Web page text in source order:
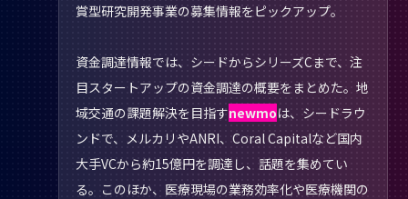
賞型研究開発事業の募集情報をピックアップ。
資金調達情報では、シードからシリーズCまで、注
目スタートアップの資金調達の概要をまとめた。地
域交通の課題解決を目指すnewmoは、シードラウ
ンドで、メルカリやANRI、Coral Capitalなど国内
大手VCから約15億円を調達し、話題を集めてい
る。このほか、医療現場の業務効率化や医療機関の